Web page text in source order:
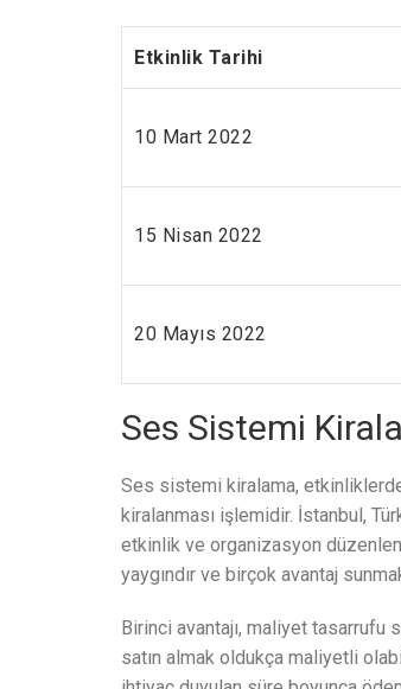
Etkinlik Tarihi
10 Mart 2022
15 Nisan 2022
20 Mayıs 2022
Ses Sistemi
Ses sistemi kiralama,
kiralanması işlemidir. İstanbul,
etkinlik ve organizasyon
yaygındır ve birçok avantaj
Birinci avantajı, maliyet
satın almak oldukça maliyetli